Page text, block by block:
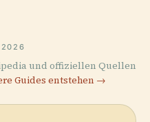
und offiziellen Quellen
Guides entstehen →